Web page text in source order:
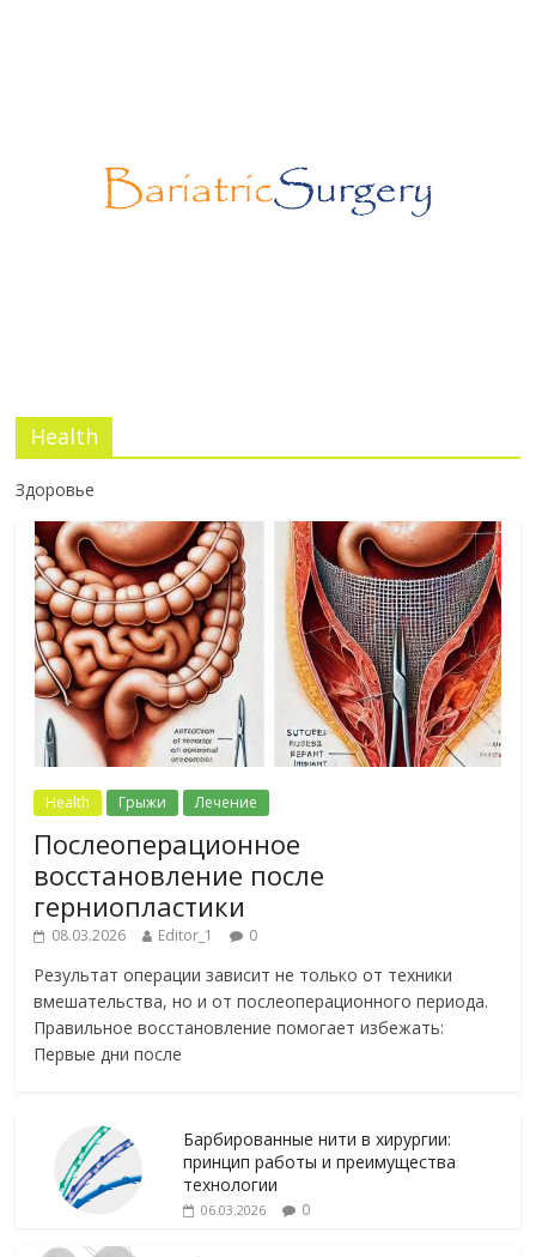
Эротический конфликт по Юнгу
Health
Здоровье
Health Грыжи Лечение
Послеоперационное
восстановление после
герниопластики
08.03.2026 Editor_1 0
Результат операции зависит не только от техники
вмешательства, но и от послеоперационного периода.
Правильное восстановление помогает избежать:
Первые дни после
Барбированные нити в хирургии:
принцип работы и преимущества
технологии
06.03.2026 0